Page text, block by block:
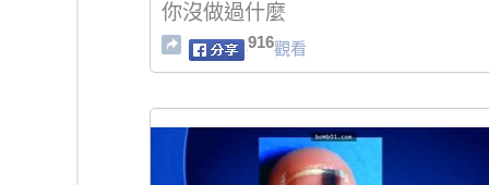
你沒做過什麼
916觀看